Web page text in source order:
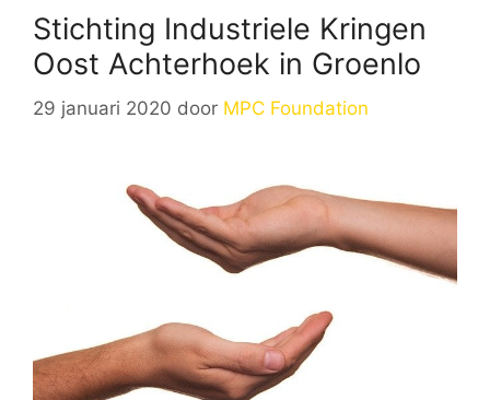
Stichting Industriele Kringen
Oost Achterhoek in Groenlo
29 januari 2020 door MPC Foundation